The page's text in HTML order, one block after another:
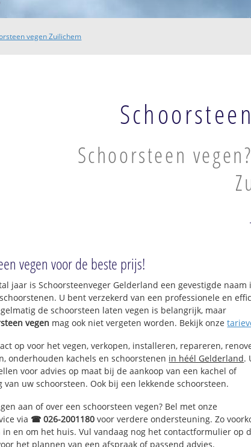
vegen Zuilichem
Schoorsteen
vegen voor de beste prijs!
jaar is Schoorsteenveger Gelderland een gevestigde naam
U bent verzekerd van een professionele en
de schoorsteen laten vegen is belangrijk, maar
vegen mag ook niet vergeten worden. Bekijk onze
op voor het vegen, verkopen, installeren, repareren,
onderhouden kachels en schoorstenen in héél Gelderland.
voor advies op maat bij de aankoop van een kachel of
van uw schoorsteen. Ook bij een lekkende schoorsteen.
aan of over een schoorsteen vegen? Bel met onze
via ☎ 026-2001180 voor verdere ondersteuning. Zo
en om het huis. Vul vandaag nog het contactformulier op
het plannen van een afspraak of passend advies.